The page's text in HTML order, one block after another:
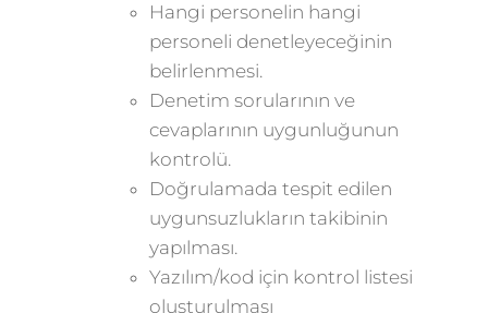
Hangi personelin hangi
personeli denetleyeceğinin
belirlenmesi.
Denetim sorularının ve
cevaplarının uygunluğunun
kontrolü.
Doğrulamada tespit edilen
uygunsuzlukların takibinin
yapılması.
Yazılım/kod için kontrol listesi
oluşturulması